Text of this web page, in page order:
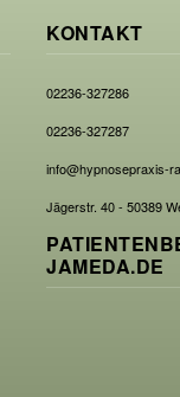
KONTAKT
02236-327286
02236-327287
info@hypnosepraxis-
Jägerstr. 40 - 50389
JAMEDA.DE